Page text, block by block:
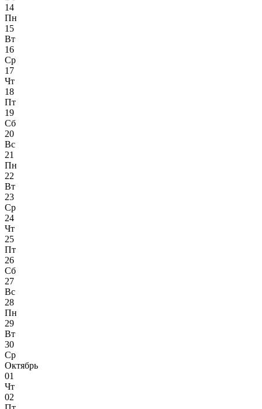
14
Пн
15
Вт
16
Ср
17
Чт
18
Пт
19
Сб
20
Вс
21
Пн
22
Вт
23
Ср
24
Чт
25
Пт
26
Сб
27
Вс
28
Пн
29
Вт
30
Ср
Октябрь
01
Чт
02